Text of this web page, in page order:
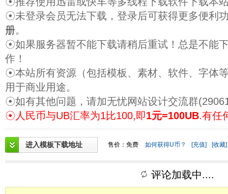
☉未登录会员无法下载，登录后可获得更多便利
册。
☉如果服务器暂不能下载请稍后重试！总是不能
作！
☉本站所有资源（包括模板、素材、软件、字体
用于商业用途。
☉如有其他问题，请加无忧网站设计交流群
☉人民币与UB汇率为1比100,即1元=100UB.有任
进入模板下载地址 售价：免费 如何获得U币？ [充值] [收藏]
评论加载中....